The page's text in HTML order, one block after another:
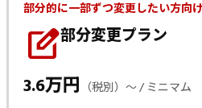
部分的に一部ずつ変更したい方向け
edit_square部分変更プラン
3.6万円 （税別）〜 / ミニマム